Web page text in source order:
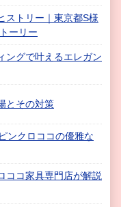
ストリー｜東京都S様
ーリー
ングで叶えるエレガン
とその対策
ンクロココの優雅な
ココ家具専門店が解説